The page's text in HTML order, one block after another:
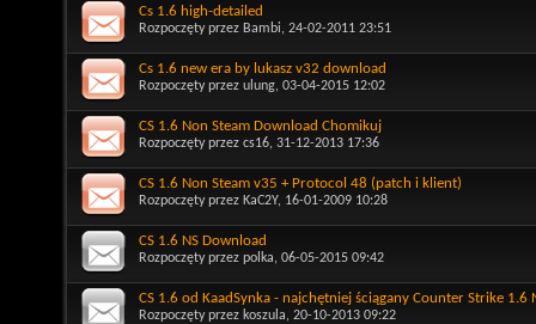
Cs 1.6 high-detailed
Rozpoczęty przez Bambi, 24-02-2011 23:51
Cs 1.6 new era by lukasz v32 download
Rozpoczęty przez ulung, 03-04-2015 12:02
CS 1.6 Non Steam Download Chomikuj
Rozpoczęty przez cs16, 31-12-2013 17:36
CS 1.6 Non Steam v35 + Protocol 48 (patch i klient)
Rozpoczęty przez KaC2Y, 16-01-2009 10:28
CS 1.6 NS Download
Rozpoczęty przez polka, 06-05-2015 09:42
CS 1.6 od KaadSynka - najchętniej ściągany Counter Strike 1.6
Rozpoczęty przez koszula, 20-10-2013 09:22